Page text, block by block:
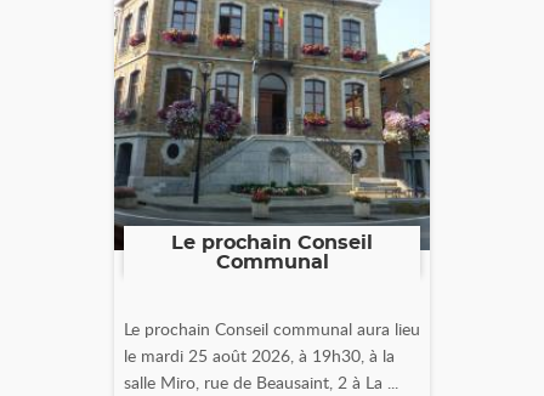
Le prochain Conseil
Communal
Le prochain Conseil communal aura lieu
le mardi 25 août 2026, à 19h30, à la
salle Miro, rue de Beausaint, 2 à La ...